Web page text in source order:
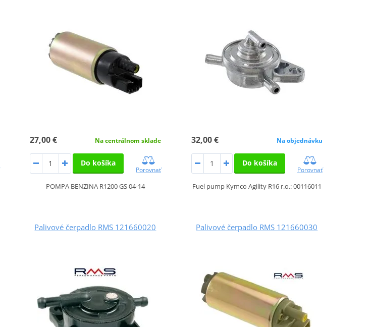
27,00 € Na centrálnom sklade
Do košíka
Porovnať
POMPA BENZINA R1200 GS 04-14
32,00 € Na objednávku
Do košíka
Porovnať
Fuel pump Kymco Agility R16 r.o.: 00116011
Palivové čerpadlo RMS 121660020 Palivové čerpadlo RMS 121660030